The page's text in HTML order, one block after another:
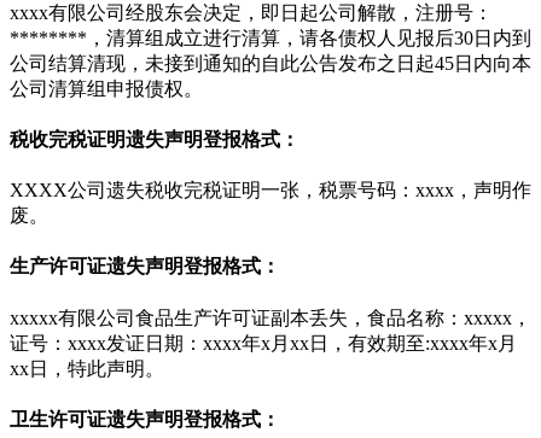
xxxx有限公司经股东会决定，即日起公司解散，注册号：
********，清算组成立进行清算，请各债权人见报后30日内到
公司结算清现，未接到通知的自此公告发布之日起45日内向本
公司清算组申报债权。
税收完税证明遗失声明登报格式：
XXXX公司遗失税收完税证明一张，税票号码：xxxx，声明作
废。
生产许可证遗失声明登报格式：
xxxxx有限公司食品生产许可证副本丢失，食品名称：xxxxx，
证号：xxxx发证日期：xxxx年x月xx日，有效期至:xxxx年x月
xx日，特此声明。
卫生许可证遗失声明登报格式：